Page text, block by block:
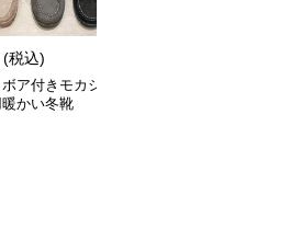
(税込)
ア付きモカシ
かい冬靴